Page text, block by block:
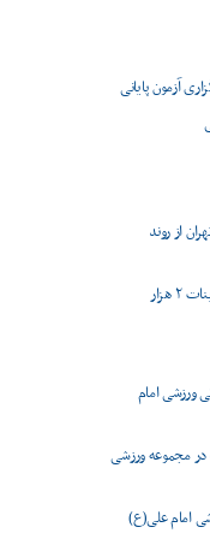
آزمون پایانی
از روند
بازدید رئیس هیأت پزشکی ورزشی استان تهران از روند معاینات ۲ هزار
پزشکی ورزشی امام
۲ هزار فوتبالیست در مجموعه ورزشی